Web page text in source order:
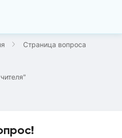
Страница вопроса